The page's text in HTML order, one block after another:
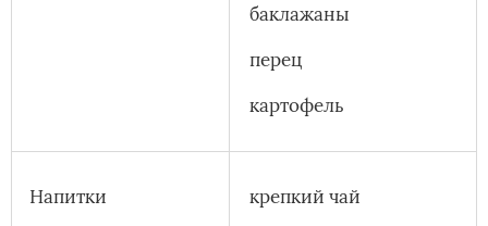
баклажаны
перец
картофель
Напитки
крепкий чай